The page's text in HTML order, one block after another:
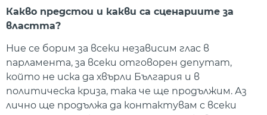
Какво предстои и какви са сценариите за
властта?
Ние се борим за всеки независим глас в
парламента, за всеки отговорен депутат,
който не иска да хвърли България и в
политическа криза, така че ще продължим. Аз
лично ще продължа да контактувам с всеки